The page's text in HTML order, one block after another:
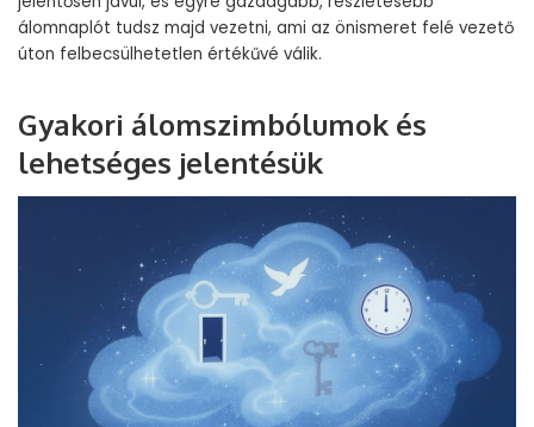
álomnaplót tudsz majd vezetni, ami az önismeret felé vezető
úton felbecsülhetetlen értékűvé válik.
Gyakori álomszimbólumok és
lehetséges jelentésük